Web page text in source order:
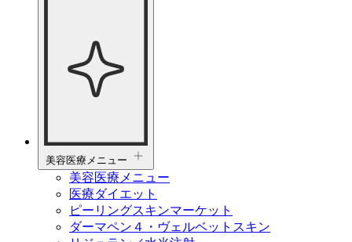
美容医療メニュー
美容医療メニュー
医療ダイエット
ピーリングスキンマーケット
ダーマペン４・ヴェルベットスキン